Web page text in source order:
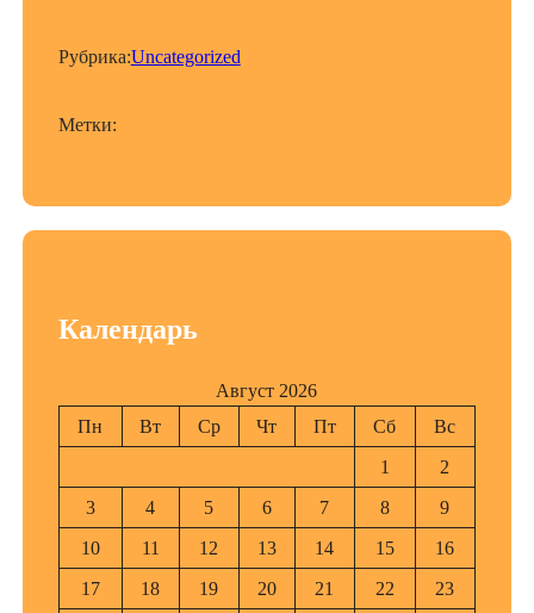
Рубрика:Uncategorized
Метки:
Календарь
Август 2026
Пн
Вт Ср Чт Пт Сб
Вс
1
2
3
4 5 6 7 8
9
10
11 12 13 14 15
16
17
18 19 20 21 22
23